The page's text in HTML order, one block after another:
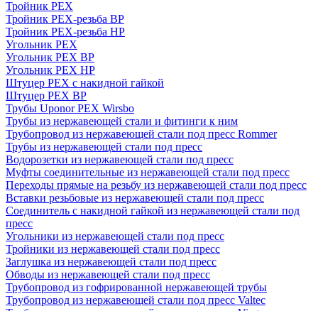
Тройник PEX
Тройник PEX-резьба ВР
Тройник PEX-резьба НР
Угольник PEX
Угольник PEX ВР
Угольник PEX НР
Штуцер PEX c накидной гайкой
Штуцер PEX ВР
Трубы Uponor PEX Wirsbo
Трубы из нержавеющей стали и фитинги к ним
Трубопровод из нержавеющей стали под пресс Rommer
Трубы из нержавеющей стали под пресс
Водорозетки из нержавеющей стали под пресс
Муфты соединительные из нержавеющей стали под пресс
Переходы прямые на резьбу из нержавеющей стали под пресс
Вставки резьбовые из нержавеющей стали под пресс
Соединитель с накидной гайкой из нержавеющей стали под
пресс
Угольники из нержавеющей стали под пресс
Тройники из нержавеющей стали под пресс
Заглушка из нержавеющей стали под пресс
Обводы из нержавеющей стали под пресс
Трубопровод из гофрированной нержавеющей трубы
Трубопровод из нержавеющей стали под пресс Valtec